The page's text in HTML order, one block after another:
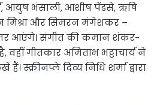
आयुष भंसाली, आशीष पेंडसे, ऋषि
मिश्रा और सिमरन मंगेशकर –
आएंगे। संगीत की कमान शंकर-
गीतकार अमिताभ भट्टाचार्य ने
स्क्रीनप्ले दिव्य निधि शर्मा द्वारा